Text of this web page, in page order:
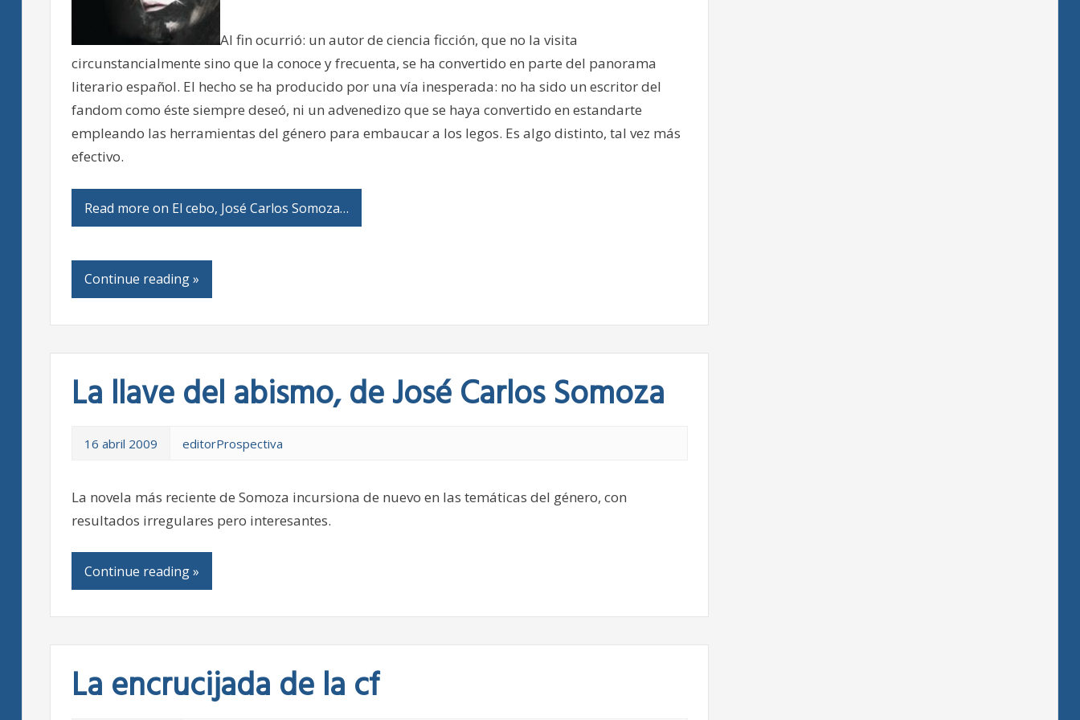
Al fin ocurrió: un autor de ciencia ficción, que no la visita
circunstancialmente sino que la conoce y frecuenta, se ha convertido en parte del panorama
literario español. El hecho se ha producido por una vía inesperada: no ha sido un escritor del
fandom como éste siempre deseó, ni un advenedizo que se haya convertido en estandarte
empleando las herramientas del género para embaucar a los legos. Es algo distinto, tal vez más
efectivo.
Read more on El cebo, José Carlos Somoza…
Continue reading »
La llave del abismo, de José Carlos Somoza
16 abril 2009 editorProspectiva
La novela más reciente de Somoza incursiona de nuevo en las temáticas del género, con
resultados irregulares pero interesantes.
Continue reading »
La encrucijada de la cf